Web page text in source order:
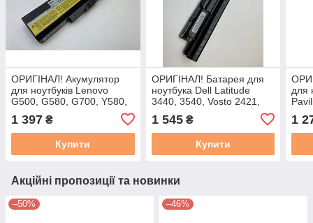
ОРИГІНАЛ! Акумулятор
для ноутбуків Lenovo
G500, G580, G700, Y580,
(L11S6F01) 10,8 В, 4400
мА·год
1 397 ₴
Купити
ОРИГІНАЛ! Батарея для
ноутбука Dell Latitude
3440, 3540, Vosto 2421,
5200mAh
1 545₴
Купити
для
1
Акційні пропозиції та новинки
–50% –46%